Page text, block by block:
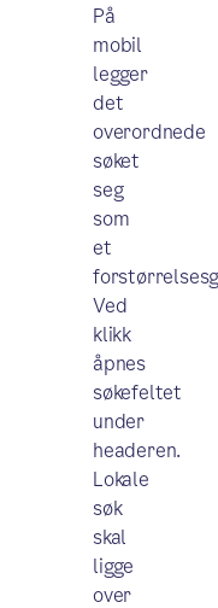
På
mobil
legger
det
overordnede
søket
seg
som
et
Ved
klikk
åpnes
søkefeltet
under
headeren.
Lokale
søk
skal
ligge
over